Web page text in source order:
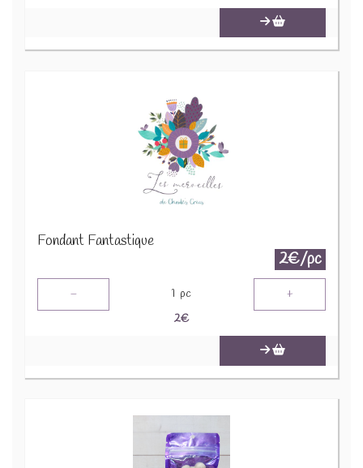
Fondant Fantastique
2€/pc
- 1 pc +
2€